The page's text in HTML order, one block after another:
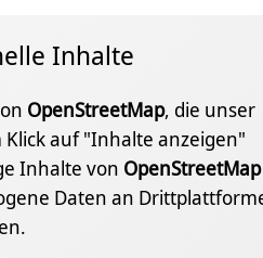
Inhalte
OpenStreetMap, die unser
auf "Inhalte anzeigen"
Inhalte von OpenStreetMap
Daten an